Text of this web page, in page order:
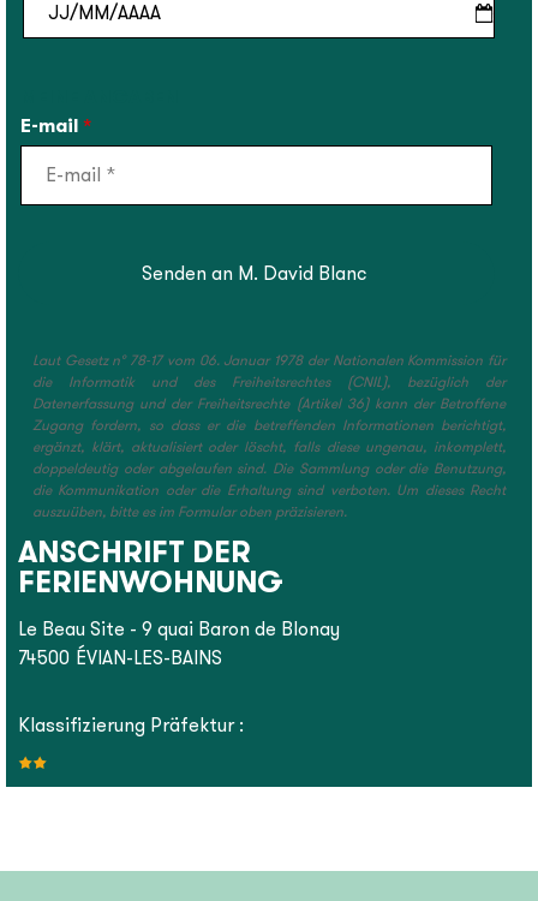
E-mail*
Laut Gesetz n° 78-17 vom 06. Januar 1978 der Nationalen Kommission für
die Informatik und des Freiheitsrechtes (CNIL), bezüglich der
Datenerfassung und der Freiheitsrechte (Artikel 36) kann der Betroffene
Zugang fordern, so dass er die betreffenden Informationen berichtigt,
ergänzt, klärt, aktualisiert oder löscht, falls diese ungenau, inkomplett,
doppeldeutig oder abgelaufen sind. Die Sammlung oder die Benutzung,
die Kommunikation oder die Erhaltung sind verboten. Um dieses Recht
auszuüben, bitte es im Formular oben präzisieren.
ANSCHRIFT DER
FERIENWOHNUNG
Le Beau Site - 9 quai Baron de Blonay
74500 ÉVIAN-LES-BAINS
Klassifizierung Präfektur :